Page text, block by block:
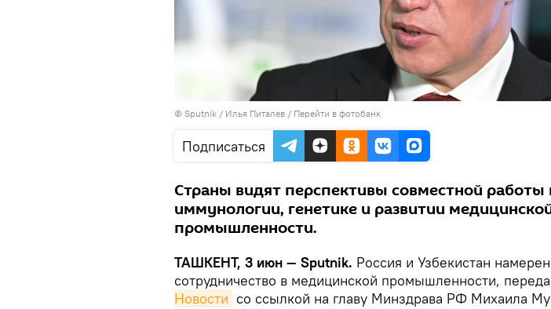
© Sputnik / Илья Питалев / Перейти в фотобанк
Подписаться
Страны видят перспективы совместной работы
иммунологии, генетике и развитии
промышленности.
ТАШКЕНТ, 3 июн — Sputnik. Россия и Узбекистан
сотрудничество в медицинской промышленности,
Новости со ссылкой на главу Минздрава РФ Михаила